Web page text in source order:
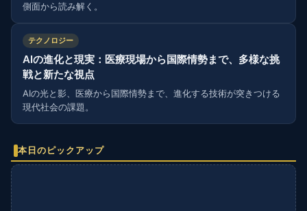
側面から読み解く。
テクノロジー
AIの進化と現実：医療現場から国際情勢まで、多様な挑
戦と新たな視点
AIの光と影、医療から国際情勢まで、進化する技術が突きつける
現代社会の課題。
本日のピックアップ